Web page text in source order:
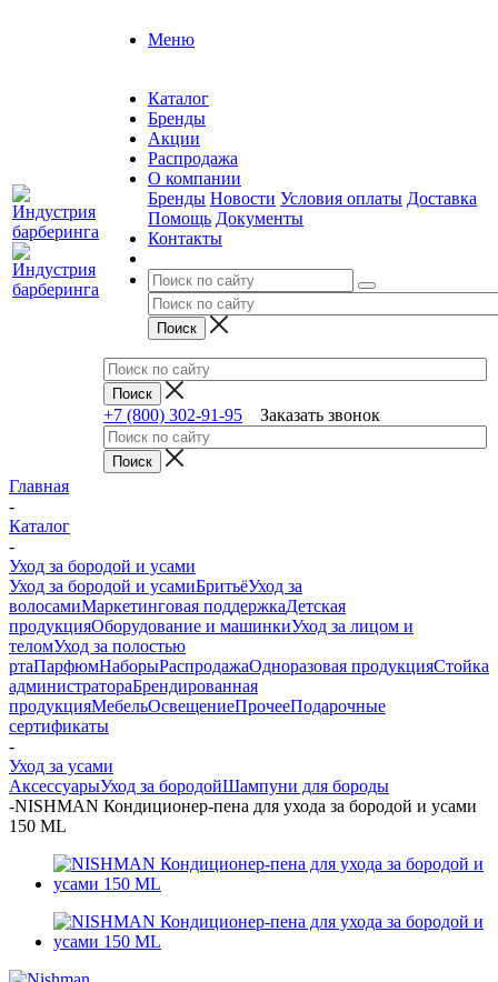
Меню
Каталог
Бренды
Акции
Распродажа
О компании
Бренды Новости Условия оплаты Доставка
Помощь Документы
Контакты
+7 (800) 302-91-95 Заказать звонок
Главная
-
Каталог
-
Уход за бородой и усами
Уход за бородой и усамиБритьёУход за
волосамиМаркетинговая поддержкаДетская
продукцияОборудование и машинкиУход за лицом и
теломУход за полостью
ртаПарфюмНаборыРаспродажаОдноразовая продукцияСтойка
администратораБрендированная
продукцияМебельОсвещениеПрочееПодарочные
сертификаты
-
Уход за усами
АксессуарыУход за бородойШампуни для бороды
-NISHMAN Кондиционер-пена для ухода за бородой и усами
150 ML